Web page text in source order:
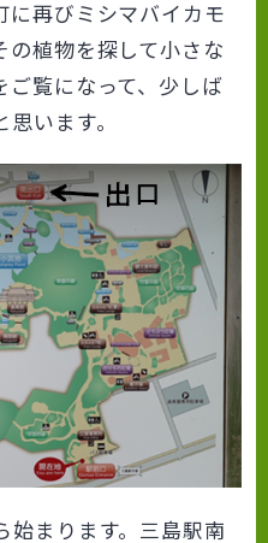
に再びミシマバイカモ
の植物を探して小さな
ご覧になって、少しば
います。
始まります。三島駅南